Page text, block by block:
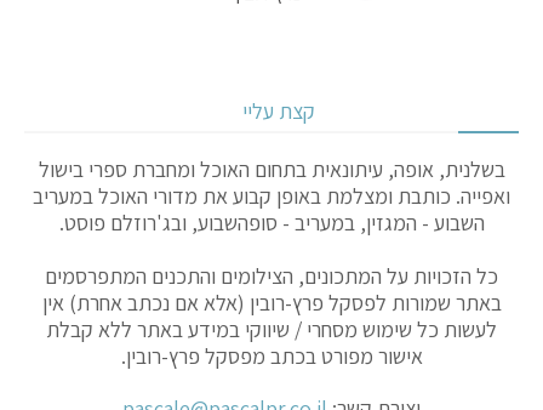
קצת עליי
בשלנית, אופה, עיתונאית בתחום האוכל ומחברת ספרי בישול
ואפייה. כותבת ומצלמת באופן קבוע את מדורי האוכל במעריב
השבוע - המגזין, במעריב - סופהשבוע, ובג'רוזלם פוסט.
כל הזכויות על המתכונים, הצילומים והתכנים המתפרסמים
באתר שמורות לפסקל פרץ-רובין (אלא אם נכתב אחרת) אין
לעשות כל שימוש מסחרי / שיווקי במידע באתר ללא קבלת
אישור מפורט בכתב מפסקל פרץ-רובין.